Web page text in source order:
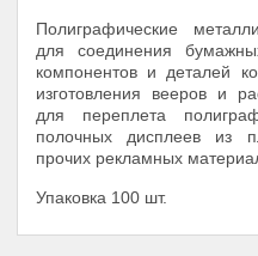
Полиграфические
для соединения
компонентов и деталей
изготовления вееров и
для переплета
полочных дисплеев из
прочих рекламных
Упаковка 100 шт.